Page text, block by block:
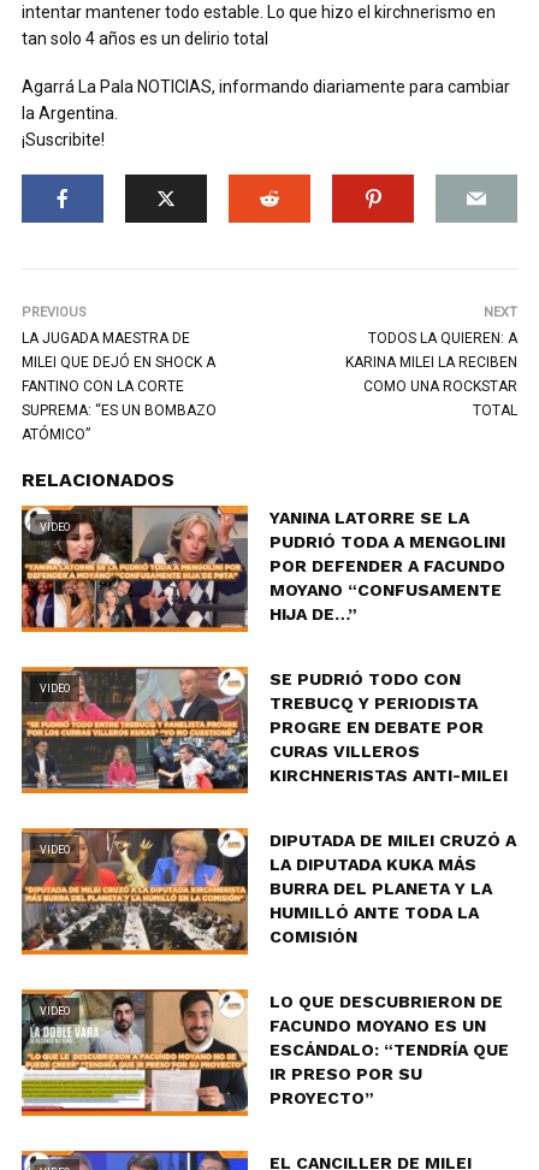
intentar mantener todo estable. Lo que hizo el kirchnerismo en
tan solo 4 años es un delirio total
Agarrá La Pala NOTICIAS, informando diariamente para cambiar
la Argentina.
¡Suscribite!
PREVIOUS
LA JUGADA MAESTRA DE
MILEI QUE DEJÓ EN SHOCK A
FANTINO CON LA CORTE
SUPREMA: “ES UN BOMBAZO
ATÓMICO”
NEXT
TODOS LA QUIEREN: A
KARINA MILEI LA RECIBEN
COMO UNA ROCKSTAR
TOTAL
RELACIONADOS
VIDEO
YANINA LATORRE SE LA
PUDRIÓ TODA A MENGOLINI
POR DEFENDER A FACUNDO
MOYANO “CONFUSAMENTE
HIJA DE…”
VIDEO
SE PUDRIÓ TODO CON
TREBUCQ Y PERIODISTA
PROGRE EN DEBATE POR
CURAS VILLEROS
KIRCHNERISTAS ANTI-MILEI
VIDEO
DIPUTADA DE MILEI CRUZÓ A
LA DIPUTADA KUKA MÁS
BURRA DEL PLANETA Y LA
HUMILLÓ ANTE TODA LA
COMISIÓN
VIDEO
LO QUE DESCUBRIERON DE
FACUNDO MOYANO ES UN
ESCÁNDALO: “TENDRÍA QUE
IR PRESO POR SU
PROYECTO”
EL CANCILLER DE MILEI